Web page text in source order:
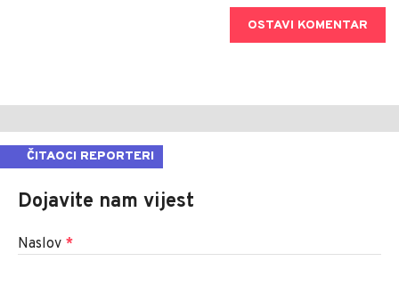
OSTAVI KOMENTAR
ČITAOCI REPORTERI
Dojavite nam vijest
Naslov *